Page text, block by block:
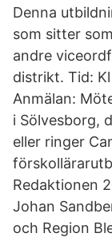
Denna
som sitter
andre
distrikt. Tid:
Anmälan:
i Sölvesborg,
eller ringer
Redaktionen
Johan
och Region